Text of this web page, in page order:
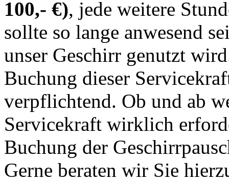
100,- €), jede weitere
sollte so lange anwesend
unser Geschirr genutzt
Buchung dieser
verpflichtend. Ob und ab
Servicekraft wirklich
Buchung der
Gerne beraten wir Sie